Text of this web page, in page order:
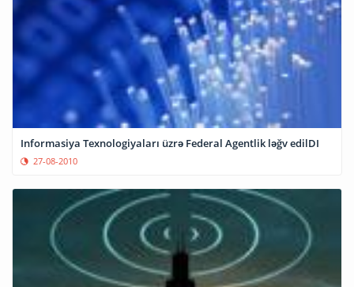
Informasiya Texnologiyaları üzrə Federal Agentlik ləğv edilDI
27-08-2010